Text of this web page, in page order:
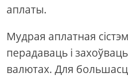
аплаты.
Мудрая аплатная
перадаваць і
валютах. Для большасці